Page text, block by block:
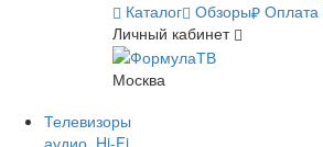
Каталог Обзоры Оплата
Личный кабинет
Москва
Телевизоры
аудио, Hi-Fi